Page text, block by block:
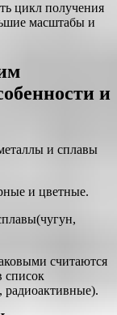
цикл получения
масштабы и
и
и цветные.
считаются
список
радиоактивные).